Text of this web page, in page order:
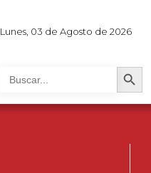
Lunes, 03 de Agosto de 2026
for:
Search Button